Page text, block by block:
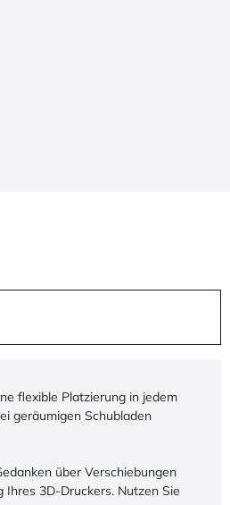
flexible Platzierung in jedem
geräumigen Schubladen
über Verschiebungen
3D-Druckers. Nutzen Sie